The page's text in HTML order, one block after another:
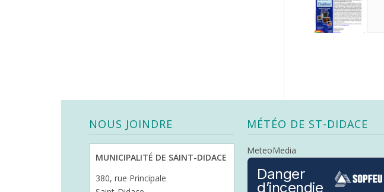
NOUS JOINDRE
MUNICIPALITÉ DE SAINT-DIDACE
380, rue Principale
MÉTÉO DE ST-DIDACE
MeteoMedia
Danger
d’incendie